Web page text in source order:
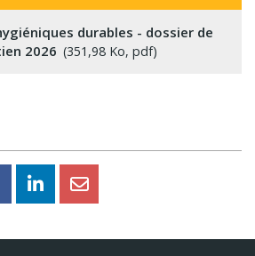
durables - dossier de
2026
351,98 Ko, pdf